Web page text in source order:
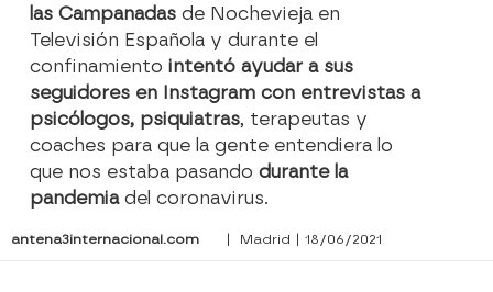
las Campanadasde Nochevieja en
Televisión Española y durante el
confinamiento intentó ayudar a sus
seguidores en Instagram con entrevistas a
psicólogos, psiquiatras, terapeutas y
coaches para que la gente entendiera lo
que nos estaba pasandodurante la
pandemiadel coronavirus.
antena3internacional.com | Madrid | 18/06/2021